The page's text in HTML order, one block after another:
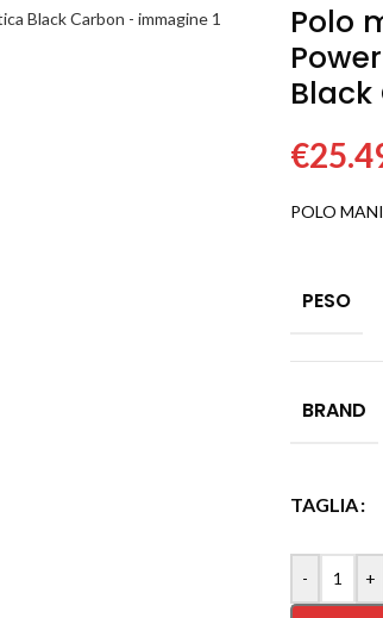
Polo
€
POLO
PESO
BRAND
TAGLIA
- +